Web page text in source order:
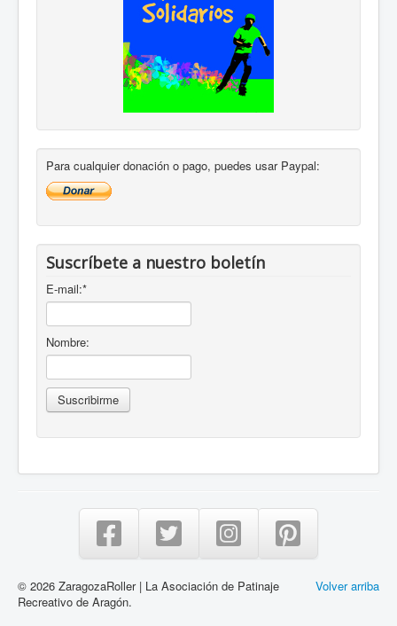
Para cualquier donación o pago, puedes usar Paypal:
Suscríbete a nuestro boletín
E-mail:*
Nombre:
Volver arriba
© 2026 ZaragozaRoller | La Asociación de Patinaje
Recreativo de Aragón.